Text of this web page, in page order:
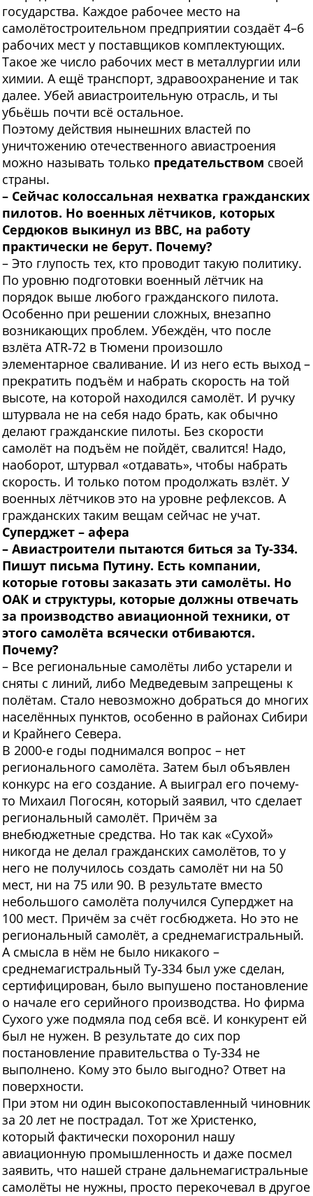
государства. Каждое рабочее место на
самолётостроительном предприятии создаёт 4–6
рабочих мест у поставщиков комплектующих.
Такое же число рабочих мест в металлургии или
химии. А ещё транспорт, здравоохранение и так
далее. Убей авиастроительную отрасль, и ты
убьёшь почти всё остальное.
Поэтому действия нынешних властей по
уничтожению отечественного авиастроения
можно называть только предательством своей
страны.
– Сейчас колоссальная нехватка гражданских
пилотов. Но военных лётчиков, которых
Сердюков выкинул из ВВС, на работу
практически не берут. Почему?
– Это глупость тех, кто проводит такую политику.
По уровню подготовки военный лётчик на
порядок выше любого гражданского пилота.
Особенно при решении сложных, внезапно
возникающих проблем. Убеждён, что после
взлёта ATR‑72 в Тюмени произошло
элементарное сваливание. И из него есть выход –
прекратить подъём и набрать скорость на той
высоте, на которой находился самолёт. И ручку
штурвала не на себя надо брать, как обычно
делают гражданские пилоты. Без скорости
самолёт на подъём не пойдёт, свалится! Надо,
наоборот, штурвал «отдавать», чтобы набрать
скорость. И только потом продолжать взлёт. У
военных лётчиков это на уровне рефлексов. А
гражданских таким вещам сейчас не учат.
Суперджет – афера
– Авиастроители пытаются биться за Ту-334.
Пишут письма Путину. Есть компании,
которые готовы заказать эти самолёты. Но
ОАК и структуры, которые должны отвечать
за производство авиационной техники, от
этого самолёта всячески отбиваются.
Почему?
– Все региональные самолёты либо устарели и
сняты с линий, либо Медведевым запрещены к
полётам. Стало невозможно добраться до многих
населённых пунктов, особенно в районах Сибири
и Крайнего Севера.
В 2000-е годы поднимался вопрос – нет
регионального самолёта. Затем был объявлен
конкурс на его создание. А выиграл его почему-
то Михаил Погосян, который заявил, что сделает
региональный самолёт. Причём за
внебюджетные средства. Но так как «Сухой»
никогда не делал гражданских самолётов, то у
него не получилось создать самолёт ни на 50
мест, ни на 75 или 90. В результате вместо
небольшого самолёта получился Суперджет на
100 мест. Причём за счёт госбюджета. Но это не
региональный самолёт, а среднемагистральный.
А смысла в нём не было никакого –
среднемагистральный Ту‑334 был уже сделан,
сертифицирован, было выпушено постановление
о начале его серийного производства. Но фирма
Сухого уже подмяла под себя всё. И конкурент ей
был не нужен. В результате до сих пор
постановление правительства о Ту-334 не
выполнено. Кому это было выгодно? Ответ на
поверхности.
При этом ни один высокопоставленный чиновник
за 20 лет не пострадал. Тот же Христенко,
который фактически похоронил нашу
авиационную промышленность и даже посмел
заявить, что нашей стране дальнемагистральные
самолёты не нужны, просто перекочевал в другое